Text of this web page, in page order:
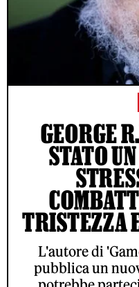
GEORGE
STATO
TRISTEZZA
L'autore di
pubblica un